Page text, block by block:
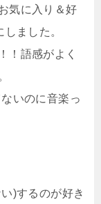
気に入り＆好
ました。
！語感がよく
いのに音楽っ
)するのが好き